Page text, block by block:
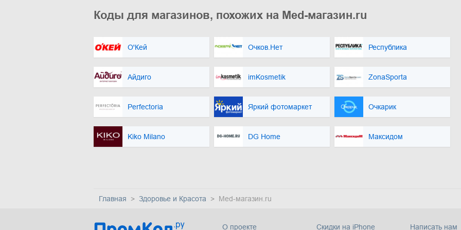
Коды для магазинов, похожих на Med-магазин.ru
О'Кей Очков.Нет Республика
Айдиго imKosmetik ZonaSporta
Perfectoria Яркий фотомаркет Очкарик
Kiko Milano DG Home Максидом
Главная Здоровье и Красота Med-магазин.ru
О проекте Скидки на iPhone Написать нам